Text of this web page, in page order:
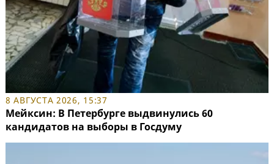
8 АВГУСТА 2026, 15:37
Мейксин: В Петербурге выдвинулись 60
кандидатов на выборы в Госдуму